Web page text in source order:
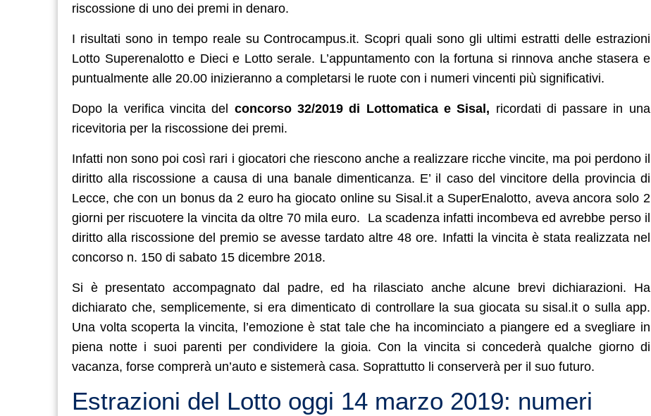
riscossione di uno dei premi in denaro.
I risultati sono in tempo reale su Controcampus.it. Scopri quali sono gli ultimi estratti delle estrazioni
Lotto Superenalotto e Dieci e Lotto serale. L’appuntamento con la fortuna si rinnova anche stasera e
puntualmente alle 20.00 inizieranno a completarsi le ruote con i numeri vincenti più significativi.
Dopo la verifica vincita del concorso 32/2019 di Lottomatica e Sisal, ricordati di passare in una
ricevitoria per la riscossione dei premi.
Infatti non sono poi così rari i giocatori che riescono anche a realizzare ricche vincite, ma poi perdono il
diritto alla riscossione a causa di una banale dimenticanza. E’ il caso del vincitore della provincia di
Lecce, che con un bonus da 2 euro ha giocato online su Sisal.it a SuperEnalotto, aveva ancora solo 2
giorni per riscuotere la vincita da oltre 70 mila euro. La scadenza infatti incombeva ed avrebbe perso il
diritto alla riscossione del premio se avesse tardato altre 48 ore. Infatti la vincita è stata realizzata nel
concorso n. 150 di sabato 15 dicembre 2018.
Si è presentato accompagnato dal padre, ed ha rilasciato anche alcune brevi dichiarazioni. Ha
dichiarato che, semplicemente, si era dimenticato di controllare la sua giocata su sisal.it o sulla app.
Una volta scoperta la vincita, l’emozione è stat tale che ha incominciato a piangere ed a svegliare in
piena notte i suoi parenti per condividere la gioia. Con la vincita si concederà qualche giorno di
vacanza, forse comprerà un’auto e sistemerà casa. Soprattutto li conserverà per il suo futuro.
Estrazioni del Lotto oggi 14 marzo 2019: numeri